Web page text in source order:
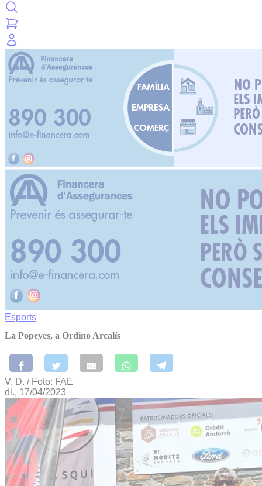
Esports
La Popeyes, a Ordino Arcalís
V. D. / Foto: FAE
dl., 17/04/2023